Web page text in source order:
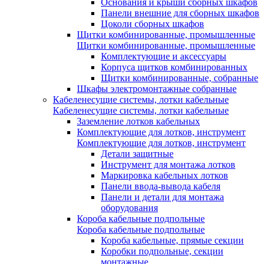
Основания и крыши сборных шкафов
Панели внешние для сборных шкафов
Цоколи сборных шкафов
Щитки комбинированные, промышленные
Щитки комбинированные, промышленные
Комплектующие и аксессуары
Корпуса щитков комбинированных
Щитки комбинированные, собранные
Шкафы электромонтажные собранные
Кабеленесущие системы, лотки кабельные
Кабеленесущие системы, лотки кабельные
Заземление лотков кабельных
Комплектующие для лотков, инструмент
Комплектующие для лотков, инструмент
Детали защитные
Инструмент для монтажа лотков
Маркировка кабельных лотков
Панели ввода-вывода кабеля
Панели и детали для монтажа
оборудования
Короба кабельные подпольные
Короба кабельные подпольные
Короба кабельные, прямые секции
Коробки подпольные, секции
монтажные